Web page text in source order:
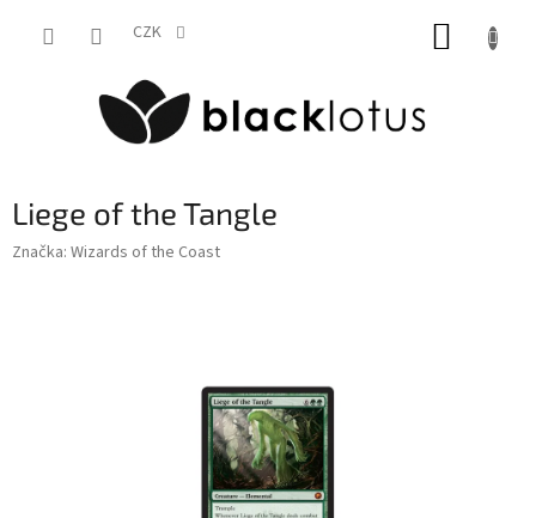
CZK
Liege of the Tangle
Značka: Wizards of the Coast